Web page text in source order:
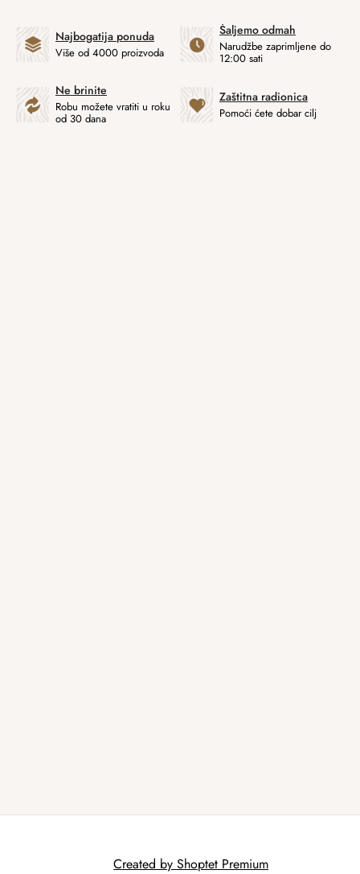
Najbogatija ponuda
Više od 4000 proizvoda
Šaljemo odmah
Narudžbe zaprimljene do
12:00 sati
Ne brinite
Robu možete vratiti u roku
od 30 dana
Zaštitna radionica
Pomoći ćete dobar cilj
Created by Shoptet Premium